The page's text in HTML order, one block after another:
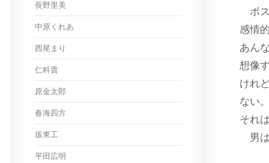
ボス
感情
あん
想像
けれ
ない
それ
男は
長野里美
中原くれあ
西尾まり
仁科貴
原金太郎
春海四方
坂東工
平田広明